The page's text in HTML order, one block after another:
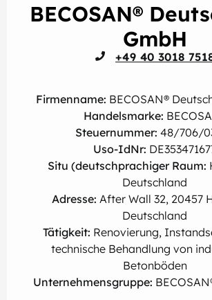
BECOSAN®
GmbH
+49 40 3018
Firmenname: BECOSAN®
Handelsmarke:
Steuernummer: 48/706/
Uso-IdNr:
Situ (deutschprachiger Raum:
Deutschland
Adresse: After Wall 32, 20457
Deutschland
Tätigkeit: Renovierung,
technische Behandlung von
Betonböden
Unternehmensgruppe: